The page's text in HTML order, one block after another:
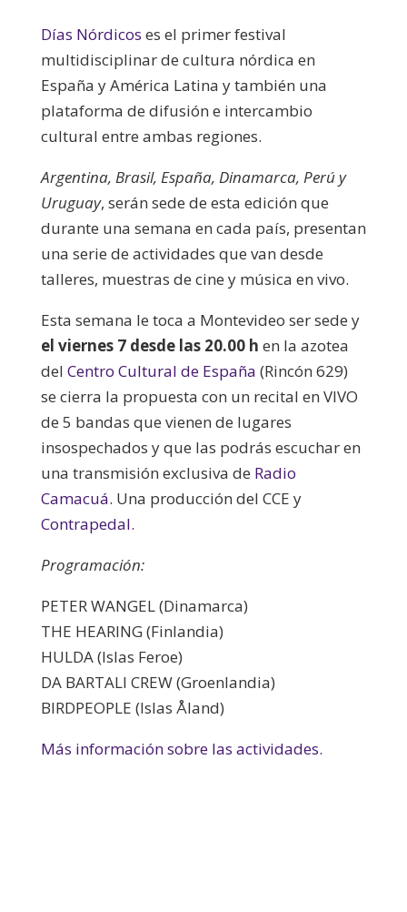
Días Nórdicos es el primer festival
multidisciplinar de cultura nórdica en
España y América Latina y también una
plataforma de difusión e intercambio
cultural entre ambas regiones.
Argentina, Brasil, España, Dinamarca, Perú y
Uruguay, serán sede de esta edición que
durante una semana en cada país, presentan
una serie de actividades que van desde
talleres, muestras de cine y música en vivo.
Esta semana le toca a Montevideo ser sede y
el viernes 7 desde las 20.00 h en la azotea
del Centro Cultural de España (Rincón 629)
se cierra la propuesta con un recital en VIVO
de 5 bandas que vienen de lugares
insospechados y que las podrás escuchar en
una transmisión exclusiva de Radio
Camacuá. Una producción del CCE y
Contrapedal.
Programación:
PETER WANGEL (Dinamarca)
THE HEARING (Finlandia)
HULDA (Islas Feroe)
DA BARTALI CREW (Groenlandia)
BIRDPEOPLE (Islas Åland)
Más información sobre las actividades.